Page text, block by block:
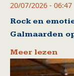
20/07/2026 - 06:47
Rock en
Galmaarden
Meer lezen